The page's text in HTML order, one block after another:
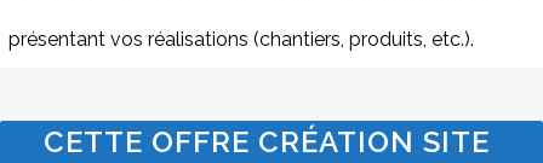
présentant vos réalisations (chantiers, produits, etc.).
CETTE OFFRE CRÉATION SITE